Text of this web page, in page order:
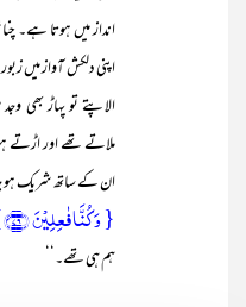
انداز میں ہوتا ہے۔
اپنی دلکش آواز میں
الاپتے تو پہاڑ بھی
ملاتے تھے اور اڑتے
ان کے ساتھ شریک
{ وَ کُنَّا فٰعِلِیۡنَ ﴿۷۹﴾}
ہم ہی تھے۔‘‘